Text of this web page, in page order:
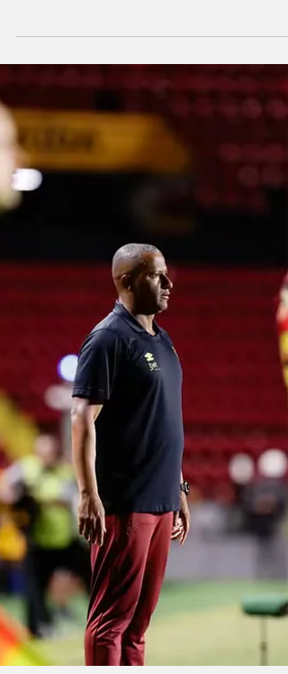
Hélio dos Anjos confirma mudanças na
equipe, valoriza busca por vitória e detalha
situação de ausências e do reforço Léo
Foto: Rafael Vieira/Náutico Na última rodada
da primeira fase do Campeonato
Pernambucano, o Náutico terá
dentro e fora de campo. Já garantido na
enfrentar o Vitória, neste sábado (31), às
16h30, no estádio Arthur Tavares, com uma
equipe alternativa. A decisão foi confirmada
pelo técnico Hélio dos A